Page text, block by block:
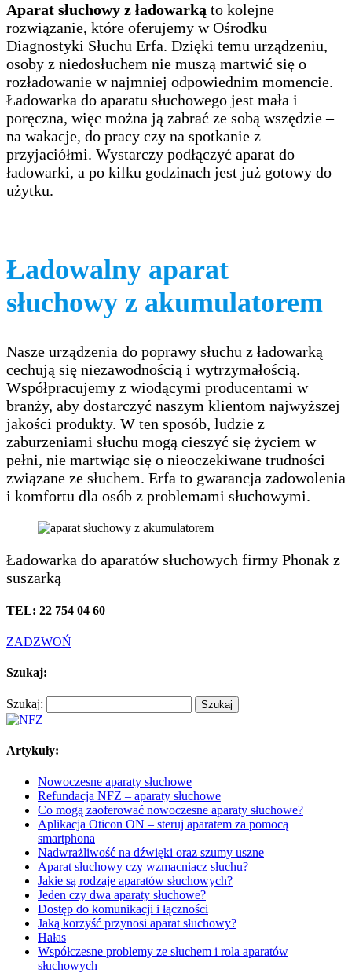
Aparat słuchowy z ładowarką to kolejne
rozwiązanie, które oferujemy w Ośrodku
Diagnostyki Słuchu Erfa. Dzięki temu urządzeniu,
osoby z niedosłuchem nie muszą martwić się o
rozładowanie w najmniej odpowiednim momencie.
Ładowarka do aparatu słuchowego jest mała i
poręczna, więc można ją zabrać ze sobą wszędzie –
na wakacje, do pracy czy na spotkanie z
przyjaciółmi. Wystarczy podłączyć aparat do
ładowarki, a po kilku godzinach jest już gotowy do
użytku.
Ładowalny aparat
słuchowy z akumulatorem
Nasze urządzenia do poprawy słuchu z ładowarką
cechują się niezawodnością i wytrzymałością.
Współpracujemy z wiodącymi producentami w
branży, aby dostarczyć naszym klientom najwyższej
jakości produkty. W ten sposób, ludzie z
zaburzeniami słuchu mogą cieszyć się życiem w
pełni, nie martwiąc się o nieoczekiwane trudności
związane ze słuchem. Erfa to gwarancja zadowolenia
i komfortu dla osób z problemami słuchowymi.
Ładowarka do aparatów słuchowych firmy Phonak z
suszarką
TEL: 22 754 04 60
ZADZWOŃ
Szukaj:
Szukaj:
Artykuły:
Nowoczesne aparaty słuchowe
Refundacja NFZ – aparaty słuchowe
Co mogą zaoferować nowoczesne aparaty słuchowe?
Aplikacja Oticon ON – steruj aparatem za pomocą
smartphona
Nadwrażliwość na dźwięki oraz szumy uszne
Aparat słuchowy czy wzmacniacz słuchu?
Jakie są rodzaje aparatów słuchowych?
Jeden czy dwa aparaty słuchowe?
Dostęp do komunikacji i łączności
Jaką korzyść przynosi aparat słuchowy?
Hałas
Współczesne problemy ze słuchem i rola aparatów
słuchowych